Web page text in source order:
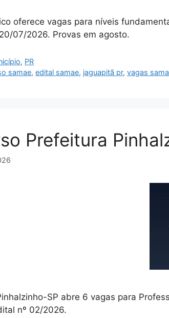
oferece vagas para níveis
07/2026. Provas em agosto.
, PR
samae,edital samae, jaguapitã pr,vagas
Prefeitura
SP abre 6 vagas para
nº 02/2026.